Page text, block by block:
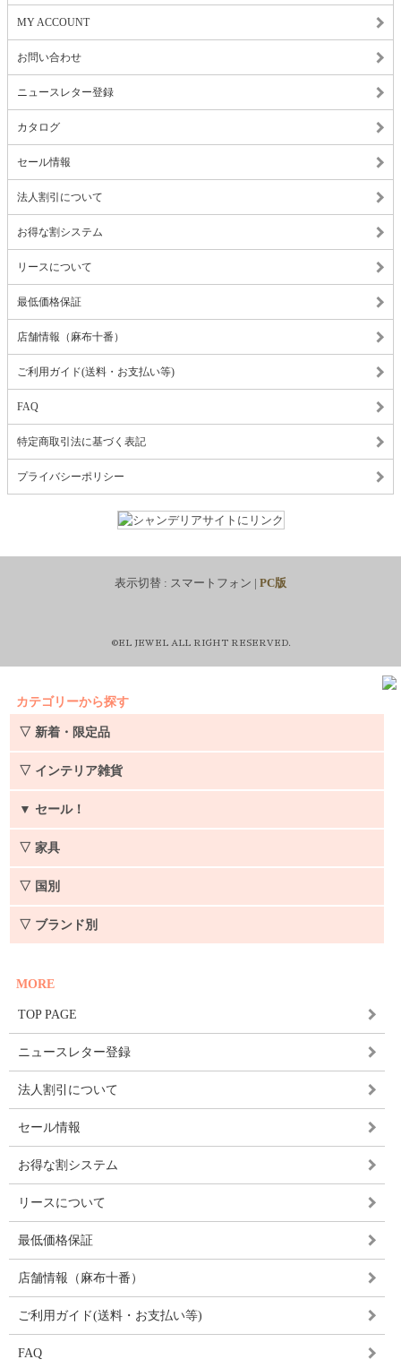
MY ACCOUNT
お問い合わせ
ニュースレター登録
カタログ
セール情報
法人割引について
お得な割システム
リースについて
最低価格保証
店舗情報（麻布十番）
ご利用ガイド(送料・お支払い等)
FAQ
特定商取引法に基づく表記
プライバシーポリシー
表示切替 : スマートフォン | PC版
©EL JEWEL ALL RIGHT RESERVED.
カテゴリーから探す
▽ 新着・限定品
▽ インテリア雑貨
▼ セール！
▽ 家具
▽ 国別
▽ ブランド別
MORE
TOP PAGE
ニュースレター登録
法人割引について
セール情報
お得な割システム
リースについて
最低価格保証
店舗情報（麻布十番）
ご利用ガイド(送料・お支払い等)
FAQ